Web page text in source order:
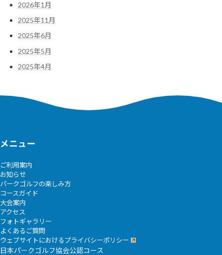
2026年1月
2025年11月
2025年6月
2025年5月
2025年4月
メニュー
ご利用案内
お知らせ
パークゴルフの楽しみ方
コースガイド
大会案内
アクセス
フォトギャラリー
よくあるご質問
ウェブサイトにおけるプライバシーポリシー
日本パークゴルフ協会公認コース